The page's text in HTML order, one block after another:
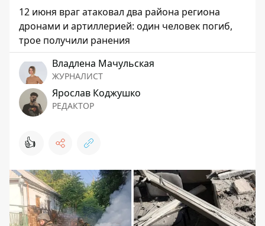
12 июня враг атаковал два района региона
дронами и артиллерией: один человек погиб,
трое получили ранения
Владлена Мачульская
ЖУРНАЛИСТ
Ярослав Коджушко
РЕДАКТОР
👍